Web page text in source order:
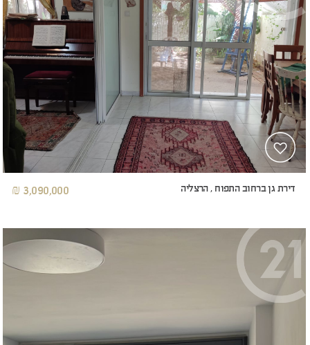
דירת גן ברחוב התפוח , הרצליה 3,090,000 ₪